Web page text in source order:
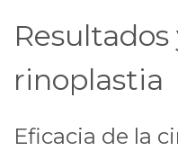
rinoplastia
Eficacia de la